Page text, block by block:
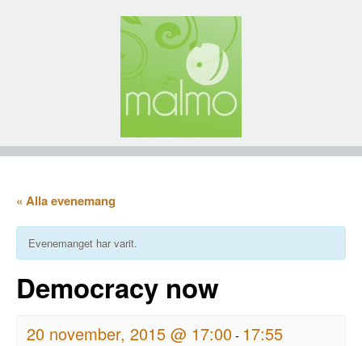
« Alla evenemang
Evenemanget har varit.
Democracy now
20 november, 2015 @ 17:00- 17:55